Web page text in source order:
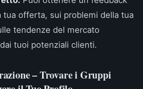
tua offerta, sui problemi della tua
tendenze del mercato
tuoi potenziali clienti.
– Trovare i Gruppi